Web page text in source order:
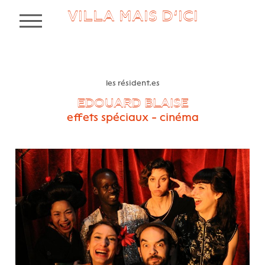
VILLA MAIS D’ICI
MENU
les résident.es
EDOUARD BLAISE
effets spéciaux - cinéma